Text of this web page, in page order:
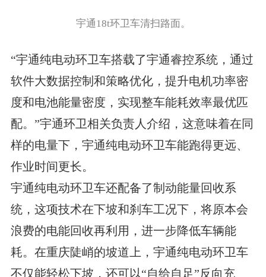
宇通18t环卫车清扫路面。
“宇通纯电动环卫车搭载了宇通睿控系统，通过
软件大数据控制和策略优化，提升电机功率密
度和电池能量密度，实现整车能耗效率最优匹
配。”宇通环卫相关负责人介绍，这意味着在同
样的电量下，宇通纯电动环卫车能跑得更远、
作业时间更长。
宇通纯电动环卫车还配备了制动能量回收系
统，这项技术在下坡和刹车工况下，将原本会
浪费的电能回收再利用，进一步降低车辆能
耗。在重庆陡峭的坡道上，宇通纯电动环卫车
不仅能轻松下坡，还可以“自给自足”反向充